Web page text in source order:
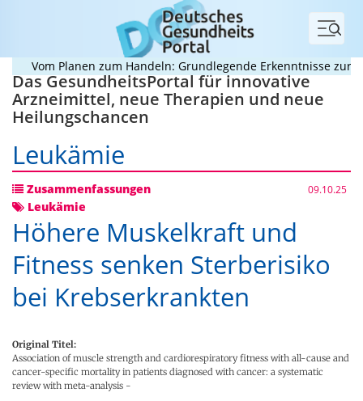
Menü
Vom Planen zum Handeln: Grundlegende Erkenntnisse zur
Das GesundheitsPortal für innovative
Arzneimittel, neue Therapien und neue
Heilungschancen
Leukämie
Zusammenfassungen 09.10.25
Leukämie
Höhere Muskelkraft und
Fitness senken Sterberisiko
bei Krebserkrankten
Original Titel:
Association of muscle strength and cardiorespiratory fitness with all-cause and
cancer-specific mortality in patients diagnosed with cancer: a systematic
review with meta-analysis -